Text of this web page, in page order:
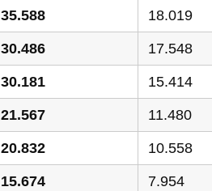
35.588 18.019
30.486 17.548
30.181 15.414
21.567 11.480
20.832 10.558
15.674 7.954